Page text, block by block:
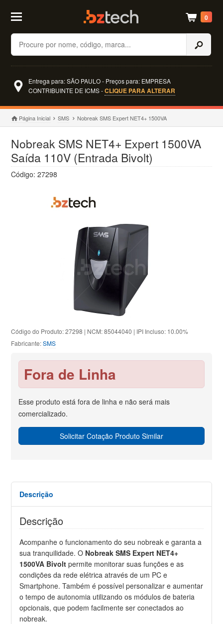
Buscar
0
Entrega para: SÃO PAULO - Preços para: EMPRESA
CONTRIBUINTE DE ICMS -CLIQUE PARA ALTERAR
Página Inicial SMS Nobreak SMS Expert NET4+ 1500VA
Nobreak SMS NET4+ Expert 1500VA
Saída 110V (Entrada Bivolt)
Código: 27298
Código do Produto: 27298 | NCM: 85044040 | IPI Incluso: 10.00%
Fabricante:SMS
Fora de Linha
Esse produto está fora de linha e não será mais
comercializado.
Solicitar Cotação Produto Similar
Descrição
Descrição
Acompanhe o funcionamento do seu nobreak e garanta a
sua tranquilidade. O Nobreak SMS Expert NET4+
1500VA Bivolt permite monitorar suas funções e as
condições da rede elétrica através de um PC e
Smartphone. Também é possível personalizar e aumentar
o tempo de autonomia utilizando os módulos de bateria
opcionais, que podem facilmente ser conectados ao
nobreak.